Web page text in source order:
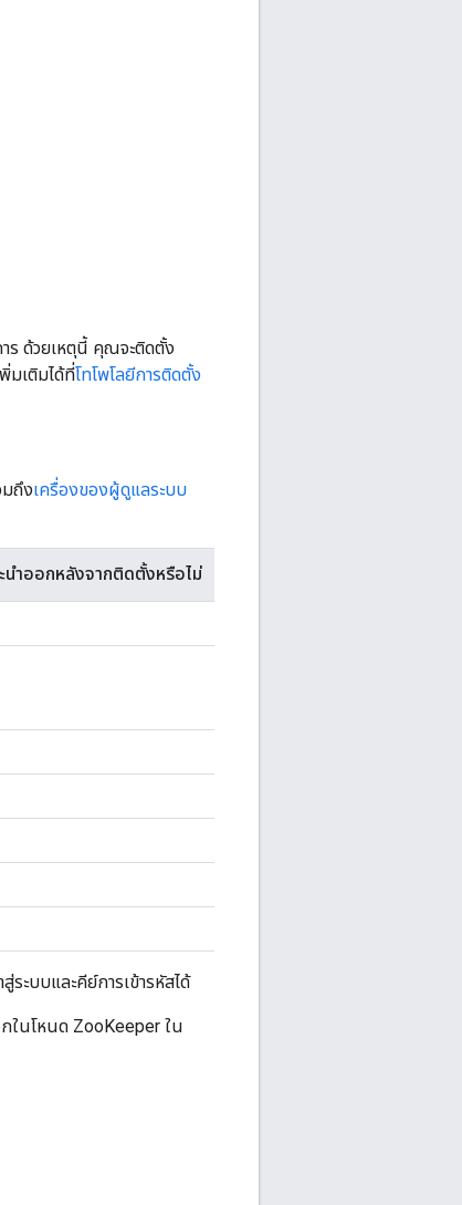
ร ด้วยเหตุนี้ คุณจะติดตั้ง
มเติมได้ที่โทโพโลยีการติดตั้ง
ถึงเครื่องของผู้ดูแลระบบ
นำออกหลังจากติดตั้งหรือไม่
ะบบและคีย์การเข้ารหัสได้
กในโหนด ZooKeeper ใน